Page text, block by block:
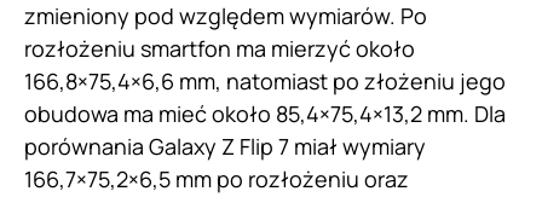
zmieniony pod względem wymiarów. Po
rozłożeniu smartfon ma mierzyć około
166,8×75,4×6,6 mm, natomiast po złożeniu jego
obudowa ma mieć około 85,4×75,4×13,2 mm. Dla
porównania Galaxy Z Flip 7 miał wymiary
166,7×75,2×6,5 mm po rozłożeniu oraz